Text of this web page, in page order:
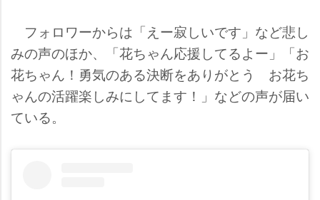
フォロワーからは「えー寂しいです」など悲し
みの声のほか、「花ちゃん応援してるよー」「お
花ちゃん！勇気のある決断をありがとう お花ち
ゃんの活躍楽しみにしてます！」などの声が届い
ている。